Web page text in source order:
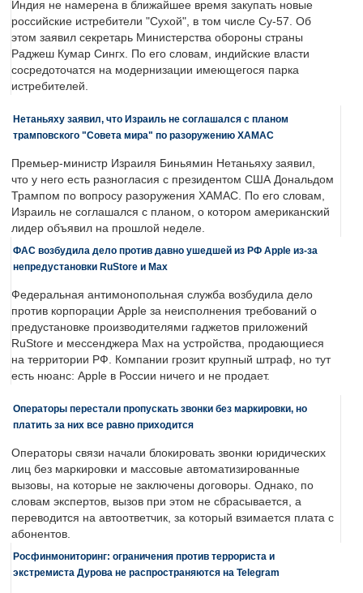
Индия не намерена в ближайшее время закупать новые
российские истребители "Сухой", в том числе Су-57. Об
этом заявил секретарь Министерства обороны страны
Раджеш Кумар Сингх. По его словам, индийские власти
сосредоточатся на модернизации имеющегося парка
истребителей.
Нетаньяху заявил, что Израиль не соглашался с планом
трамповского "Совета мира" по разоружению ХАМАС
Премьер-министр Израиля Биньямин Нетаньяху заявил,
что у него есть разногласия с президентом США Дональдом
Трампом по вопросу разоружения ХАМАС. По его словам,
Израиль не соглашался с планом, о котором американский
лидер объявил на прошлой неделе.
ФАС возбудила дело против давно ушедшей из РФ Apple из-за
непредустановки RuStore и Max
Федеральная антимонопольная служба возбудила дело
против корпорации Apple за неисполнения требований о
предустановке производителями гаджетов приложений
RuStore и мессенджера Max на устройства, продающиеся
на территории РФ. Компании грозит крупный штраф, но тут
есть нюанс: Apple в России ничего и не продает.
Операторы перестали пропускать звонки без маркировки, но
платить за них все равно приходится
Операторы связи начали блокировать звонки юридических
лиц без маркировки и массовые автоматизированные
вызовы, на которые не заключены договоры. Однако, по
словам экспертов, вызов при этом не сбрасывается, а
переводится на автоответчик, за который взимается плата с
абонентов.
Росфинмониторинг: ограничения против террориста и
экстремиста Дурова не распространяются на Telegram